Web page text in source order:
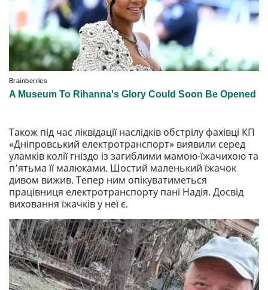
Також під час ліквідації наслідків обстрілу фахівці КП
«Дніпровський електротранспорт» виявили серед
уламків колії гніздо із загиблими мамою-їжачихою та
п’ятьма її малюками. Шостий маленький їжачок
дивом вижив. Тепер ним опікуватиметься
працівниця електротранспорту пані Надія. Досвід
виховання їжачків у неї є.